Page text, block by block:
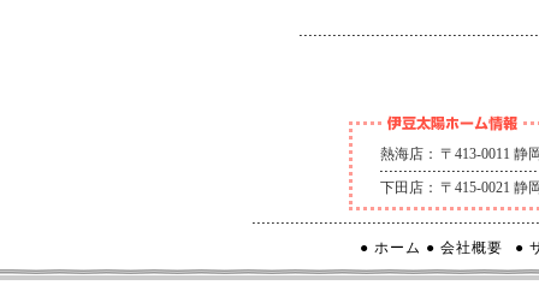
熱海店： 〒413-0011 静
下田店： 〒415-0021 静
● ホーム ● 会社概要 ●